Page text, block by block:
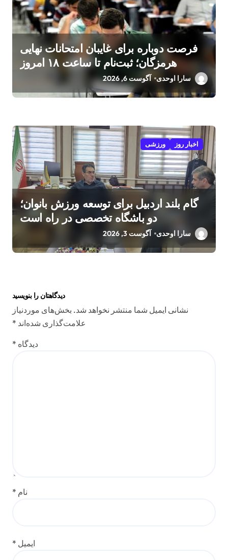
فرصت دوباره برای غایبان امتحانات نهایی
هرمزگان؛ ثبت‌نام تا ساعت ۱۸ امروز
سارا اوحدی آگوست 6, 2026
اخبار روز ورزشی
گام بلند اردبیل برای توسعه ورزش بانوان؛
دو باشگاه تخصصی در راه است
سارا اوحدی آگوست 3, 2026
دیدگاهتان را بنویسید
نشانی ایمیل شما منتشر نخواهد شد. بخش‌های موردنیاز
علامت‌گذاری شده‌اند *
دیدگاه *
نام *
ایمیل *